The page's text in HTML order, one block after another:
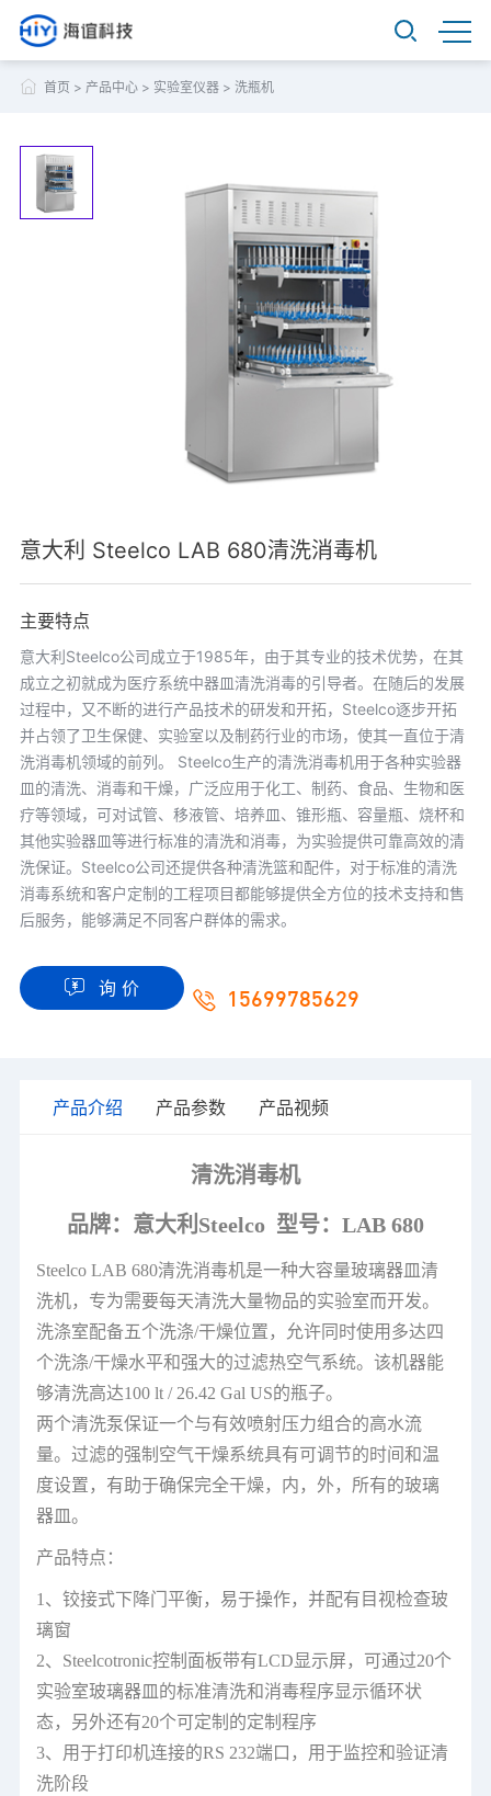
首页 > 产品中心> 实验室仪器> 洗瓶机
意大利 Steelco LAB 680清洗消毒机
主要特点
意大利Steelco公司成立于1985年，由于其专业的技术优势，在其
成立之初就成为医疗系统中器皿清洗消毒的引导者。在随后的发展
过程中，又不断的进行产品技术的研发和开拓，Steelco逐步开拓
并占领了卫生保健、实验室以及制药行业的市场，使其一直位于清
洗消毒机领域的前列。 Steelco生产的清洗消毒机用于各种实验器
皿的清洗、消毒和干燥，广泛应用于化工、制药、食品、生物和医
疗等领域，可对试管、移液管、培养皿、锥形瓶、容量瓶、烧杯和
其他实验器皿等进行标准的清洗和消毒，为实验提供可靠高效的清
洗保证。Steelco公司还提供各种清洗篮和配件，对于标准的清洗
消毒系统和客户定制的工程项目都能够提供全方位的技术支持和售
后服务，能够满足不同客户群体的需求。
询 价 15699785629
产品介绍 产品参数 产品视频
清洗消毒机
品牌：意大利Steelco 型号：LAB 680
Steelco LAB 680清洗消毒机是一种大容量玻璃器皿清
洗机，专为需要每天清洗大量物品的实验室而开发。
洗涤室配备五个洗涤/干燥位置，允许同时使用多达四
个洗涤/干燥水平和强大的过滤热空气系统。该机器能
够清洗高达100 lt / 26.42 Gal US的瓶子。
两个清洗泵保证一个与有效喷射压力组合的高水流
量。过滤的强制空气干燥系统具有可调节的时间和温
度设置，有助于确保完全干燥，内，外，所有的玻璃
器皿。
产品特点：
1、铰接式下降门平衡，易于操作，并配有目视检查玻
璃窗
2、Steelcotronic控制面板带有LCD显示屏，可通过20个
实验室玻璃器皿的标准清洗和消毒程序显示循环状
态，另外还有20个可定制的定制程序
3、用于打印机连接的RS 232端口，用于监控和验证清
洗阶段